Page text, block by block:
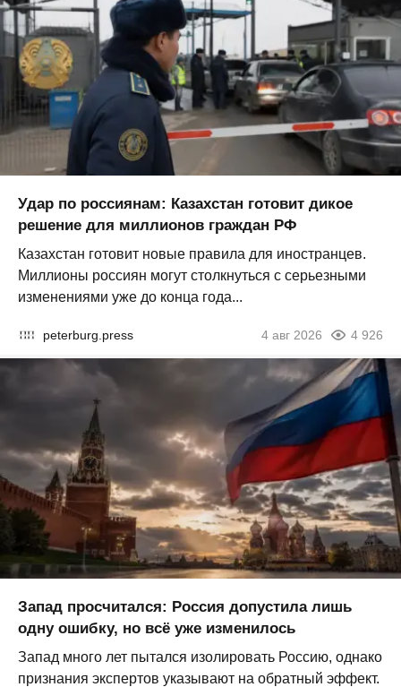
Удар по россиянам: Казахстан готовит дикое
решение для миллионов граждан РФ
Казахстан готовит новые правила для иностранцев.
Миллионы россиян могут столкнуться с серьезными
изменениями уже до конца года...
peterburg.press 4 авг 2026 4 926
Запад просчитался: Россия допустила лишь
одну ошибку, но всё уже изменилось
Запад много лет пытался изолировать Россию, однако
признания экспертов указывают на обратный эффект.